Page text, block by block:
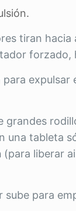
tiran hacia
forzado,
expulsar
tableta
(para liberar
para